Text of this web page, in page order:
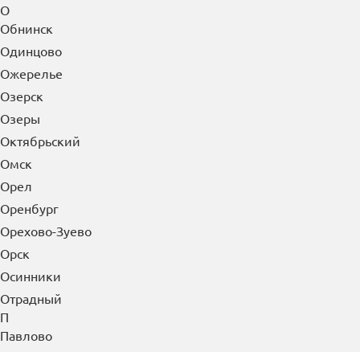
О
Обнинск
Одинцово
Ожерелье
Озерск
Озеры
Октябрьский
Омск
Орел
Оренбург
Орехово-Зуево
Орск
Осинники
Отрадный
П
Павлово